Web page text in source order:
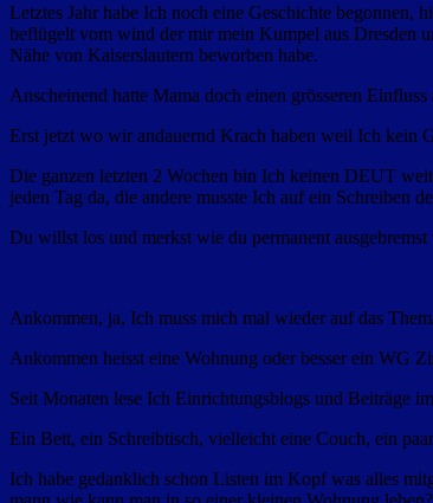
Letztes Jahr habe Ich noch eine Geschichte
beflügelt vom wind der mir mein Kumpel aus Dresden
Nähe von Kaiserslautern beworben habe.
Anscheinend hatte Mama doch einen grösseren
Erst jetzt wo wir andauernd Krach haben weil Ich kein
Die ganzen letzten 2 Wochen bin Ich keinen DEUT
jeden Tag da, die andere musste Ich auf ein Schreiben
Du willst los und merkst wie du permanent
Ankommen, ja, Ich muss mich mal wieder auf das
Ankommen heisst eine Wohnung oder besser ein WG
Seit Monaten lese Ich Einrichtungsblogs und Beiträge
Ein Bett, ein Schreibtisch, vielleicht eine Couch, ein
Ich habe gedanklich schon Listen im Kopf was alles